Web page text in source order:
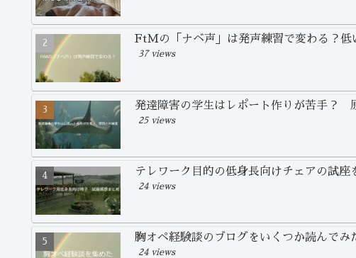
FtMの「ナベ声」は発声練習で変わる？低
37 views
発達障害の学生はレポート作りが苦手？
25 views
テレワーク目的の低身長向けチェアの試
24 views
胸オペ経験談のブログをいくつか読んでみ
24 views